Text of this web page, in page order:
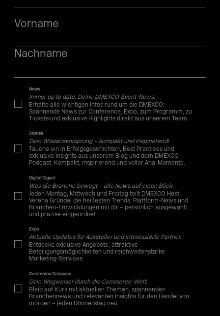
Vorname
Nachname
News
Immer up to date: Deine DMEXCO-Event-News.
Erhalte alle wichtigen Infos rund um die DMEXCO:
Spannende News zur Conference, Expo, zum Programm, zu
Tickets und exklusive Highlights direkt aus unserem Team.
Stories
Dein Wissensvorsprung – kompakt und inspirierend!
Tauche ein in Erfolgsgeschichten, Best Practices und
exklusive Insights aus unserem Blog und dem DMEXCO
Podcast. Kompakt, inspirierend und voller Aha-Momente.
Digital Digest
Was die Branche bewegt – alle News auf einen Blick.
Jeden Montag, Mittwoch und Freitag teilt DMEXCO Host
Verena Gründel die heißesten Trends, Plattform-News und
Branchen-Entwicklungen mit dir – persönlich ausgewählt
und präzise eingeordnet.
Expo
Aktuelle Updates für Aussteller und interessierte Partner.
Entdecke exklusive Angebote, attraktive
Beteiligungsmöglichkeiten und reichweitenstarke
Marketing-Services.
Commerce Compass
Dein Wegweiser durch die Commerce-Welt.
Bleib auf Kurs mit aktuellen Themen, spannenden
Branchennews und relevanten Insights für den Handel von
morgen – jeden Donnerstag neu.